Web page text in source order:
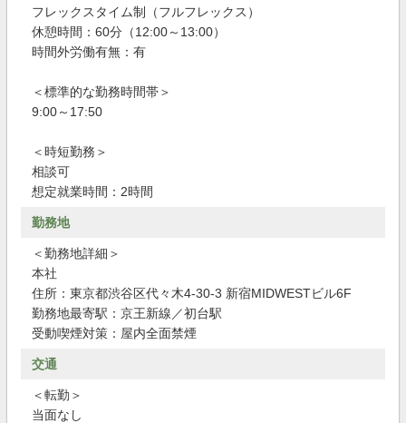
フレックスタイム制（フルフレックス）
休憩時間：60分（12:00～13:00）
時間外労働有無：有
＜標準的な勤務時間帯＞
9:00～17:50
＜時短勤務＞
相談可
想定就業時間：2時間
勤務地
＜勤務地詳細＞
本社
住所：東京都渋谷区代々木4-30-3 新宿MIDWESTビル6F
勤務地最寄駅：京王新線／初台駅
受動喫煙対策：屋内全面禁煙
交通
＜転勤＞
当面なし